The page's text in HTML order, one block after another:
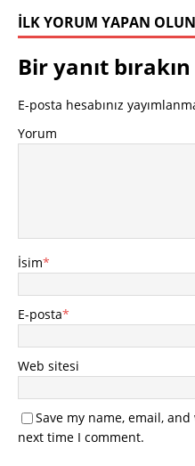
İLK YORUM YAPAN OLUN
Bir yanıt bırakın
E-posta hesabınız
Yorum
İsim*
E-posta*
Web sitesi
Save my name, email,
next time I comment.